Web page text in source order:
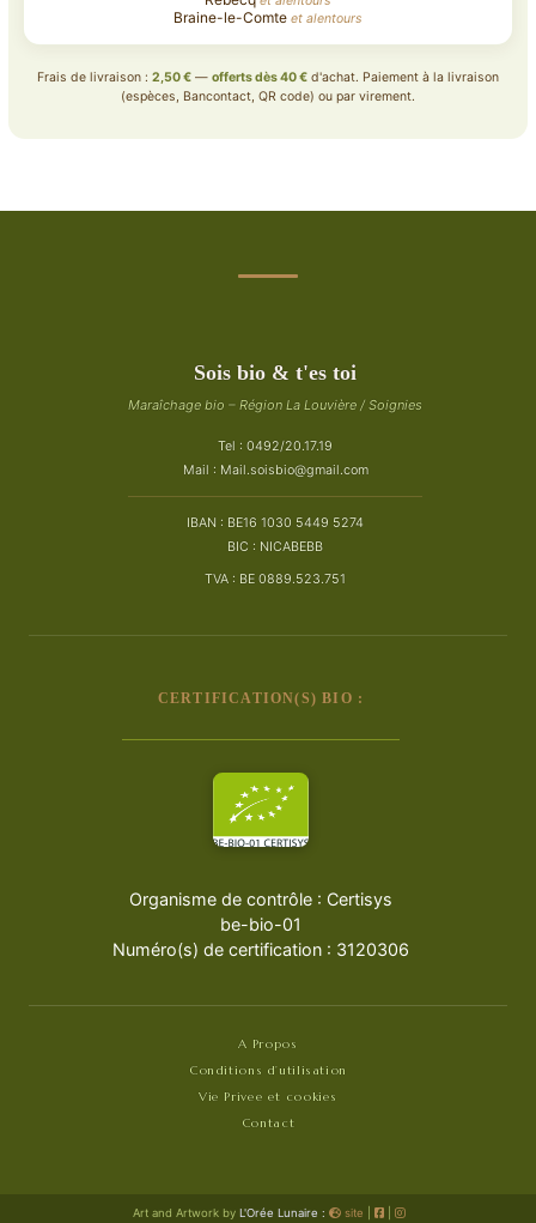
Braine-le-Comte et alentours
Frais de livraison : 2,50 € — offerts dès 40 € d'achat. Paiement à la livraison
(espèces, Bancontact, QR code) ou par virement.
Sois bio & t'es toi
Maraîchage bio – Région La Louvière / Soignies
Tel : 0492/20.17.19
Mail : Mail.soisbio@gmail.com
IBAN : BE16 1030 5449 5274
BIC : NICABEBB
TVA : BE 0889.523.751
CERTIFICATION(S) BIO :
Organisme de contrôle : Certisys
be-bio-01
Numéro(s) de certification : 3120306
A Propos
Conditions d’utilisation
Vie Privee et cookies
Contact
Art and Artwork by L'Orée Lunaire : site